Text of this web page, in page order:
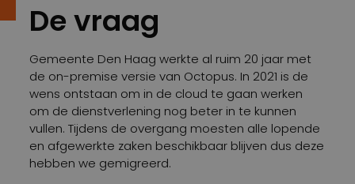
De vraag
Gemeente Den Haag werkte al ruim 20 jaar met
de on-premise versie van Octopus. In 2021 is de
wens ontstaan om in de cloud te gaan werken
om de dienstverlening nog beter in te kunnen
vullen. Tijdens de overgang moesten alle lopende
en afgewerkte zaken beschikbaar blijven dus deze
hebben we gemigreerd.